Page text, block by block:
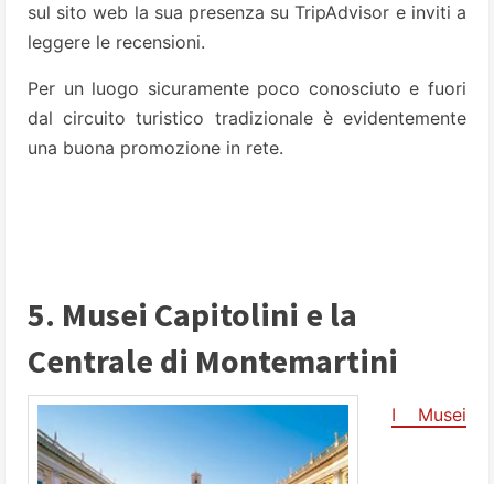
sul sito web la sua presenza su TripAdvisor e inviti a
leggere le recensioni.
Per un luogo sicuramente poco conosciuto e fuori
dal circuito turistico tradizionale è evidentemente
una buona promozione in rete.
5. Musei Capitolini e la
Centrale di Montemartini
I Musei